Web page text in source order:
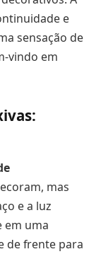
e
sensação de
vindo em
mas
e a luz
em uma
de frente para